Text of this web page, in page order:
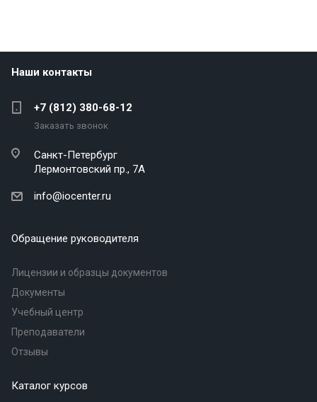
Наши контакты
+7 (812) 380-68-12
Заказать звонок
Санкт-Петербург
Лермонтовский пр., 7А
info@iocenter.ru
Обращение руководителя
Лицензии и образцы документов
Документы
Учебный центр
Преподаватели
Отзывы
Каталог курсов